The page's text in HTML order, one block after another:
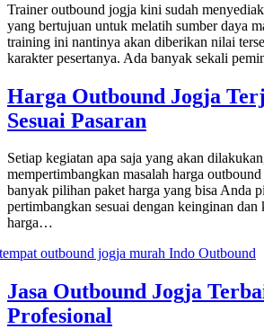
Trainer outbound jogja kini sudah
yang bertujuan untuk melatih sumber daya
training ini nantinya akan diberikan nilai
karakter pesertanya. Ada banyak sekali
Harga Outbound Jogja
Sesuai Pasaran
Setiap kegiatan apa saja yang akan
mempertimbangkan masalah harga
banyak pilihan paket harga yang bisa Anda
pertimbangkan sesuai dengan keinginan dan
harga…
Jasa Outbound Jogja
Profesional